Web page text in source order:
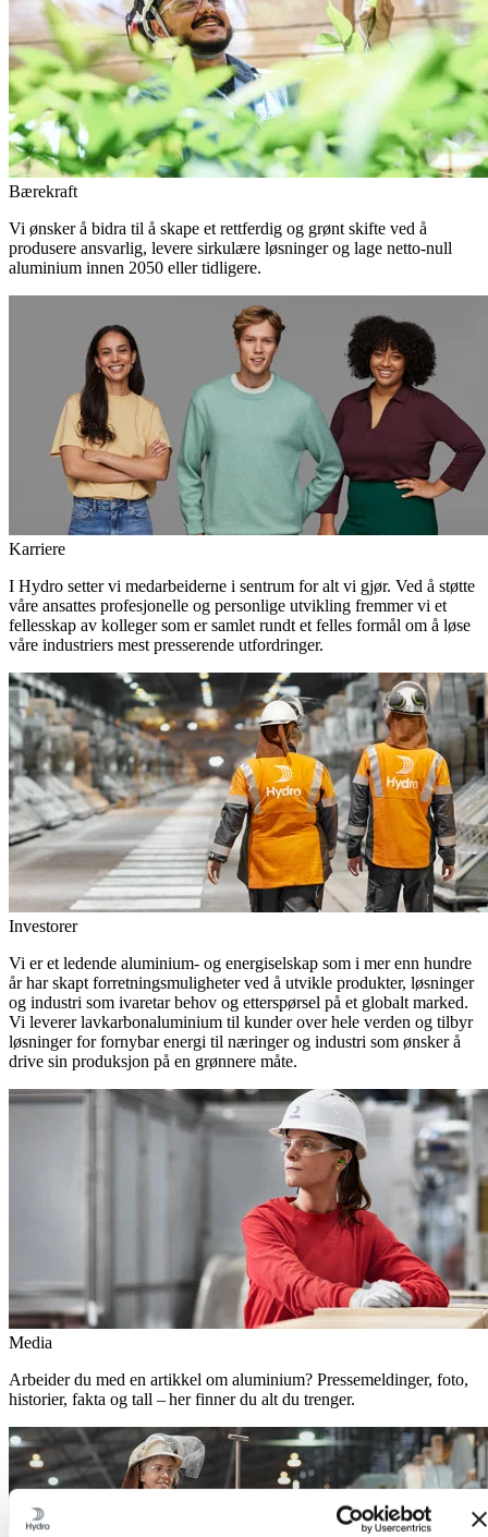
Bærekraft
Vi ønsker å bidra til å skape et rettferdig og grønt skifte ved å
produsere ansvarlig, levere sirkulære løsninger og lage netto-null
aluminium innen 2050 eller tidligere.
Karriere
I Hydro setter vi medarbeiderne i sentrum for alt vi gjør. Ved å støtte
våre ansattes profesjonelle og personlige utvikling fremmer vi et
fellesskap av kolleger som er samlet rundt et felles formål om å løse
våre industriers mest presserende utfordringer.
Investorer
Vi er et ledende aluminium- og energiselskap som i mer enn hundre
år har skapt forretningsmuligheter ved å utvikle produkter, løsninger
og industri som ivaretar behov og etterspørsel på et globalt marked.
Vi leverer lavkarbonaluminium til kunder over hele verden og tilbyr
løsninger for fornybar energi til næringer og industri som ønsker å
drive sin produksjon på en grønnere måte.
Media
Arbeider du med en artikkel om aluminium? Pressemeldinger, foto,
historier, fakta og tall – her finner du alt du trenger.